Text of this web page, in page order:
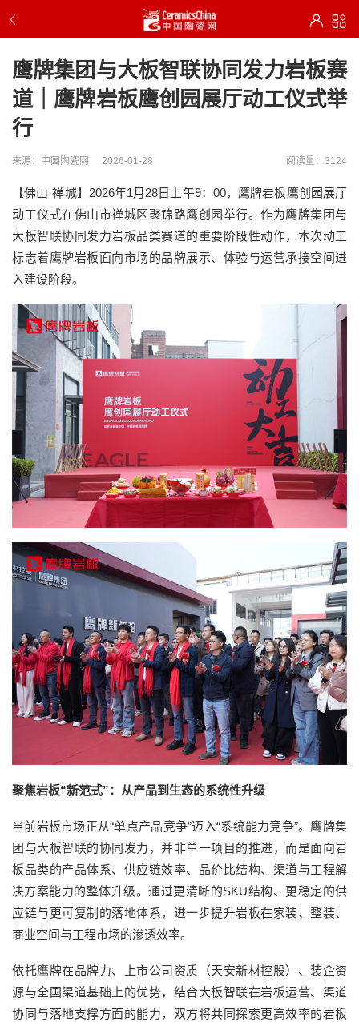
鹰牌集团与大板智联协同发力岩板赛
道｜鹰牌岩板鹰创园展厅动工仪式举
行
来源：中国陶瓷网 2026-01-28 阅读量：3124
【佛山·禅城】2026年1月28日上午9：00，鹰牌岩板鹰创园展厅
动工仪式在佛山市禅城区聚锦路鹰创园举行。作为鹰牌集团与
大板智联协同发力岩板品类赛道的重要阶段性动作，本次动工
标志着鹰牌岩板面向市场的品牌展示、体验与运营承接空间进
入建设阶段。
聚焦岩板“新范式”：从产品到生态的系统性升级
当前岩板市场正从“单点产品竞争”迈入“系统能力竞争”。鹰牌集
团与大板智联的协同发力，并非单一项目的推进，而是面向岩
板品类的产品体系、供应链效率、品价比结构、渠道与工程解
决方案能力的整体升级。通过更清晰的SKU结构、更稳定的供
应链与更可复制的落地体系，进一步提升岩板在家装、整装、
商业空间与工程市场的渗透效率。
依托鹰牌在品牌力、上市公司资质（天安新材控股）、装企资
源与全国渠道基础上的优势，结合大板智联在岩板运营、渠道
协同与落地支撑方面的能力，双方将共同探索更高效率的岩板